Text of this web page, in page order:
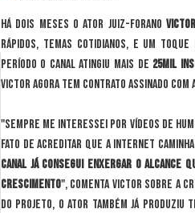
Há dois meses o ator juiz-forano
rápidos, temas cotidianos, e um
período o canal atingiu mais de 25mil
Victor agora tem contrato assinado com
"Sempre me interessei por vídeos de
fato de acreditar que a internet
canal já consegui enxergar o alcance
crescimento", comenta Victor sobre a
do projeto, o ator também já produziu